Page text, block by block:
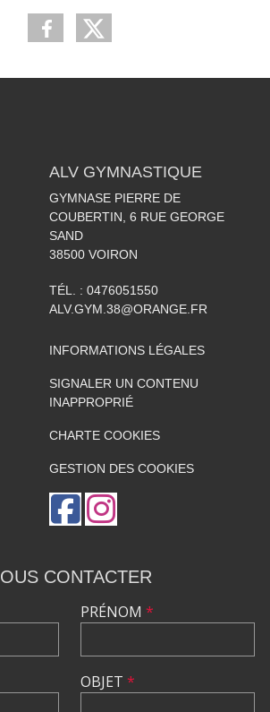
ALV GYMNASTIQUE
GYMNASE PIERRE DE
COUBERTIN, 6 RUE GEORGE
SAND
38500 VOIRON
TÉL. : 0476051550
ALV.GYM.38@ORANGE.FR
INFORMATIONS LÉGALES
SIGNALER UN CONTENU
INAPPROPRIÉ
CHARTE COOKIES
GESTION DES COOKIES
CONTACTER
PRÉNOM *
OBJET *